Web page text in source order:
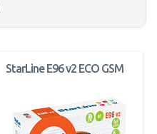
StarLine E96 v2 ECO GSM